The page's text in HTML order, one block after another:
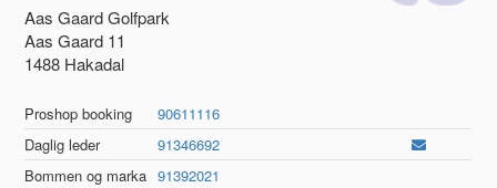
Aas Gaard Golfpark
Aas Gaard 11
1488 Hakadal
Proshop booking
90611116
Daglig leder
91346692
Bommen og marka 91392021